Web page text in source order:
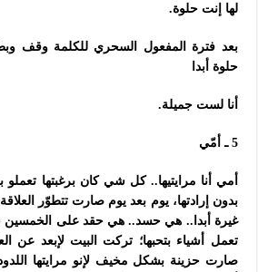
لها إنت حلوة.
بعد فترة المفعول السحري للكلمة وقف
حلوة أبدا
أنا لست جميلة.
5 ـ أمّي
أمي أنا مرايتيها.. كل شي كان برغبتها تعملو
بدون إرادتها، يوم بعد يوم صارت تتطوّر
غيرة أبدا.. هي حسد.. هي حقد على الخمسين
تعمل أشياء بتحبها؛ تركت البيت لإبعد عن
صارت حزينة بشكل مخيف لإنو مرايتها